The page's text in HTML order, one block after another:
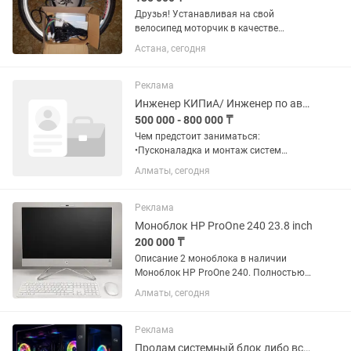
Друзья! Устанавливая на свой
велосипед моторчик в качестве
помошника Вы получаете Велосипед с
двигателем который согласно "Закона
относится к категории велосипеды
(Не...
Астана, сегодня
Реклама
Инженер КИПиА/ Инженер по автоматике ОВиК
500 000 - 800 000 ₸
Чем предстоит заниматься:
•Пусконаладка и монтаж систем
автоматики: oНаладка, настройка и
запуск систем автоматики и
вентиляцией. oРасключение
сигнальных и силовых...
Алматы, сегодня
Реклама
Моноблок HP ProOne 240 23.8 inch
200 000 ₸
Описание 2 моноблока в наличии
Моноблок HP ProOne 240. Полностью
интегрированные и
автоматизированные функции
BIOSphere 6-го поколения позволяют
повысить...
Алматы, сегодня
Реклама
Продам системный блок либо все и сразу